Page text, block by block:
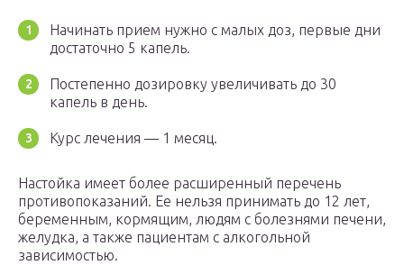
Начинать прием нужно с малых доз, первые дни
достаточно 5 капель.
Постепенно дозировку увеличивать до 30
капель в день.
Курс лечения — 1 месяц.
Настойка имеет более расширенный перечень
противопоказаний. Ее нельзя принимать до 12 лет,
беременным, кормящим, людям с болезнями печени,
желудка, а также пациентам с алкогольной
зависимостью.